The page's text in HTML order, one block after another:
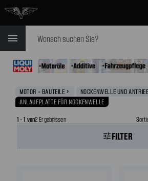
menu
MOTOR - BAUTEILE navigate_next NOCKENWELLE UND
ANLAUFPLATTE FÜR NOCKENWELLE
1 - 1 von2 Ergebnissen
tuneFILTER